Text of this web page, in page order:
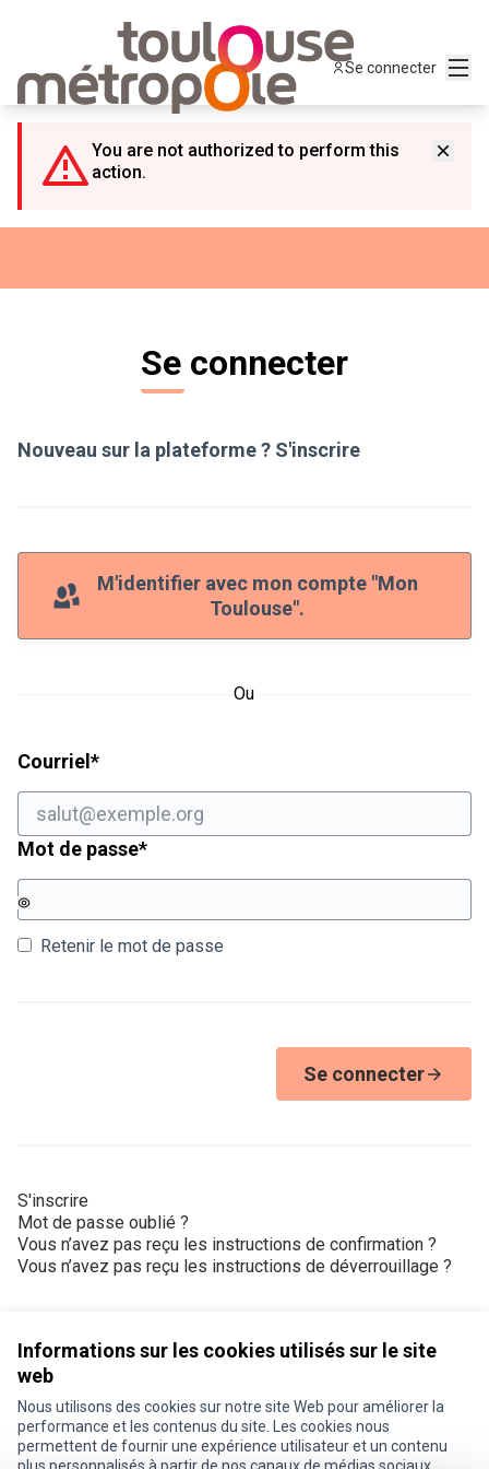
Informations sur les cookies utilisés sur le site
web
Nous utilisons des cookies sur notre site Web pour améliorer la
performance et les contenus du site. Les cookies nous
permettent de fournir une expérience utilisateur et un contenu
Se connecter
You are not authorized to perform this
action.
Se connecter
Nouveau sur la plateforme ? S'inscrire
M'identifier avec mon compte "Mon
Toulouse".
Ou
Courriel *Champ obligatoire
Mot de passe*Champ obligatoire
Retenir le mot de passe
Se connecter
S'inscrire
Mot de passe oublié ?
Vous n’avez pas reçu les instructions de confirmation ?
Vous n’avez pas reçu les instructions de déverrouillage ?
Conditions d'utilisation
Paramètres des cookies
Je participe ! sur X
Je participe ! sur Facebook
Je participe ! sur Instagram